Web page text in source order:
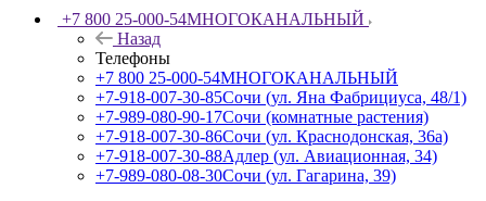
+7 800 25-000-54МНОГОКАНАЛЬНЫЙ
Назад
Телефоны
+7 800 25-000-54МНОГОКАНАЛЬНЫЙ
+7-918-007-30-85Сочи (ул. Яна Фабрициуса, 48/1)
+7-989-080-90-17Сочи (комнатные растения)
+7-918-007-30-86Сочи (ул. Краснодонская, 36а)
+7-918-007-30-88Адлер (ул. Авиационная, 34)
+7-989-080-08-30Сочи (ул. Гагарина, 39)